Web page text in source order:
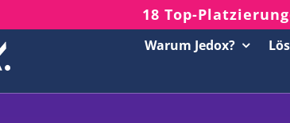
18 Top-
Warum Jedox?